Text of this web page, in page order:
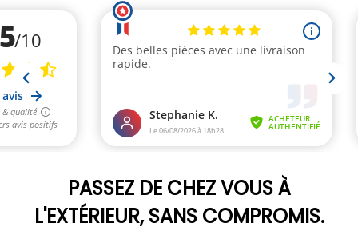
PASSEZ DE CHEZ VOUS À
L'EXTÉRIEUR, SANS COMPROMIS.